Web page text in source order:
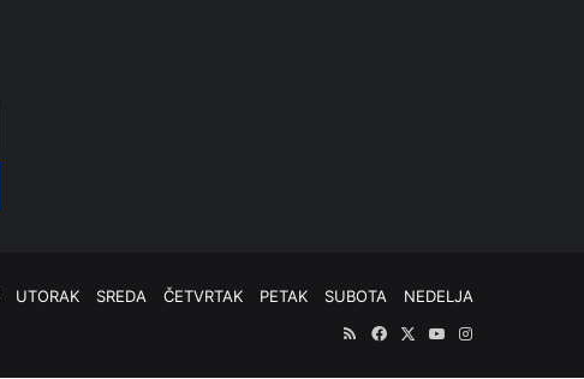
UTORAK SREDA ČETVRTAK PETAK SUBOTA
NEDELJA
RSSFacebook
X YouTubeInstagram